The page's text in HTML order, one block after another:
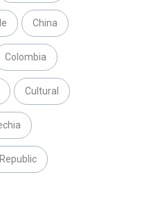
China
Colombia
Cultural